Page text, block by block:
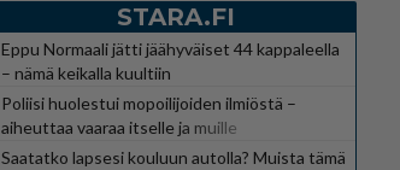
STARA.FI
Eppu Normaali jätti jäähyväiset 44 kappaleella
– nämä keikalla kuultiin
Poliisi huolestui mopoilijoiden ilmiöstä –
aiheuttaa vaaraa itselle ja muille
Saatatko lapsesi kouluun autolla? Muista tämä